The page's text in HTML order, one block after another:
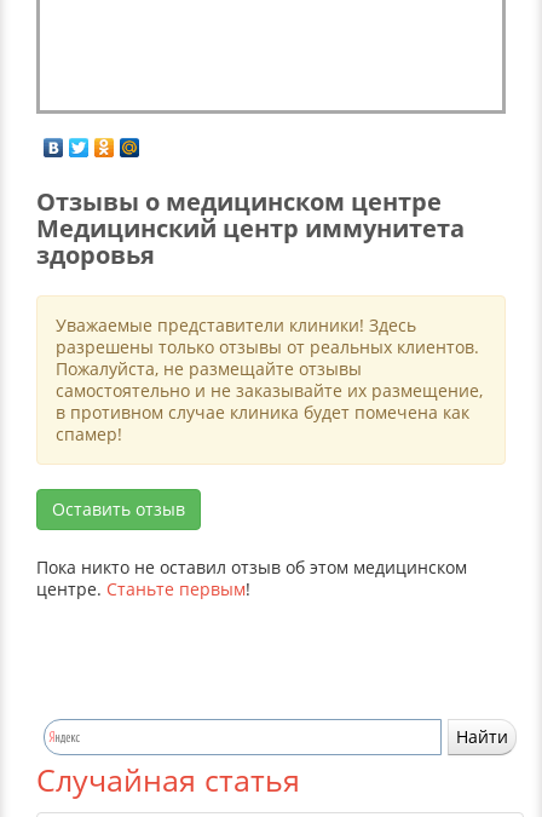
Отзывы о медицинском центре
Медицинский центр иммунитета
здоровья
Уважаемые представители клиники! Здесь
разрешены только отзывы от реальных клиентов.
Пожалуйста, не размещайте отзывы
самостоятельно и не заказывайте их размещение,
в противном случае клиника будет помечена как
спамер!
Оставить отзыв
Пока никто не оставил отзыв об этом медицинском
центре. Станьте первым!
Случайная статья